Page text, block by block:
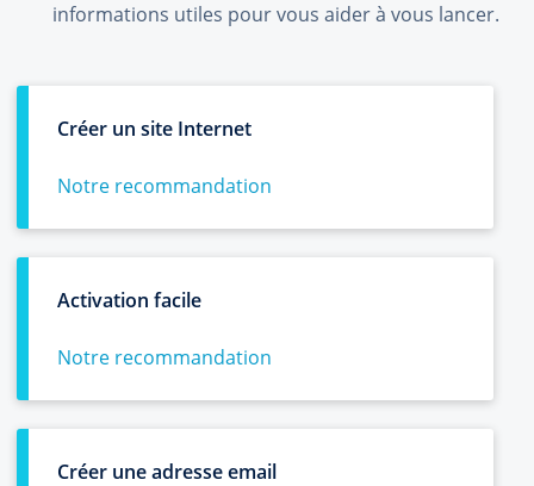
informations utiles pour vous aider à vous lancer.
Créer un site Internet
Notre recommandation
Activation facile
Notre recommandation
Créer une adresse email